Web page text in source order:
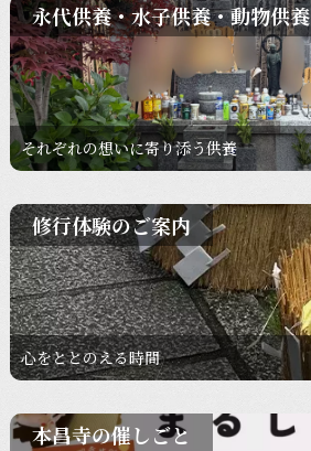
永代供養・水子供養・動物供養
それぞれの想いに寄り添う供養
修行体験のご案内
心をととのえる時間
本昌寺の催しごと